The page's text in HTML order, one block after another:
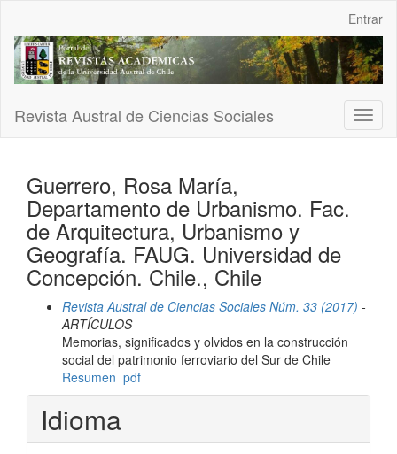
Contenido
principal
Barra
Entrar
Revista Austral de Ciencias Sociales
Guerrero, Rosa María,
Departamento de Urbanismo. Fac.
de Arquitectura, Urbanismo y
Geografía. FAUG. Universidad de
Concepción. Chile., Chile
Revista Austral de Ciencias Sociales Núm. 33 (2017) -
ARTÍCULOS
Memorias, significados y olvidos en la construcción
social del patrimonio ferroviario del Sur de Chile
Resumen pdf
Idioma